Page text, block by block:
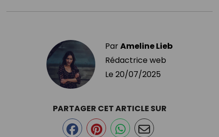
ParAmeline Lieb
Rédactrice web
Le 20/07/2025
PARTAGER CET ARTICLE SUR